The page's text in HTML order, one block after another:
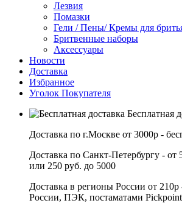
Лезвия
Помазки
Гели / Пены/ Кремы для
Бритвенные наборы
Аксессуары
Новости
Доставка
Избранное
Уголок Покупателя
Бесплатная
Доставка по г.Москве от 3000р -
Доставка по Санкт-Петербургу - от
или 250 руб. до 5000
Доставка в регионы России от
России, ПЭК, постаматами Pickpoint